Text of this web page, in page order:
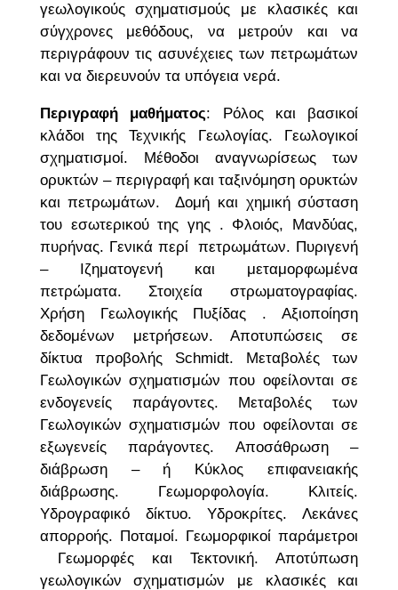
γεωλογικούς σχηματισμούς με κλασικές και
σύγχρονες μεθόδους, να μετρούν και να
περιγράφουν τις ασυνέχειες των πετρωμάτων
και να διερευνούν τα υπόγεια νερά.
Περιγραφή μαθήματος: Ρόλος και βασικοί
κλάδοι της Τεχνικής Γεωλογίας. Γεωλογικοί
σχηματισμοί. Μέθοδοι αναγνωρίσεως των
ορυκτών – περιγραφή και ταξινόμηση ορυκτών
και πετρωμάτων. Δομή και χημική σύσταση
του εσωτερικού της γης . Φλοιός, Μανδύας,
πυρήνας. Γενικά περί πετρωμάτων. Πυριγενή
– Ιζηματογενή και μεταμορφωμένα
πετρώματα. Στοιχεία στρωματογραφίας.
Χρήση Γεωλογικής Πυξίδας . Αξιοποίηση
δεδομένων μετρήσεων. Αποτυπώσεις σε
δίκτυα προβολής Schmidt. Μεταβολές των
Γεωλογικών σχηματισμών που οφείλονται σε
ενδογενείς παράγοντες. Μεταβολές των
Γεωλογικών σχηματισμών που οφείλονται σε
εξωγενείς παράγοντες. Αποσάθρωση –
διάβρωση – ή Κύκλος επιφανειακής
διάβρωσης. Γεωμορφολογία. Κλιτείς.
Υδρογραφικό δίκτυο. Υδροκρίτες. Λεκάνες
απορροής. Ποταμοί. Γεωμορφικοί παράμετροι
Γεωμορφές και Τεκτονική. Αποτύπωση
γεωλογικών σχηματισμών με κλασικές και